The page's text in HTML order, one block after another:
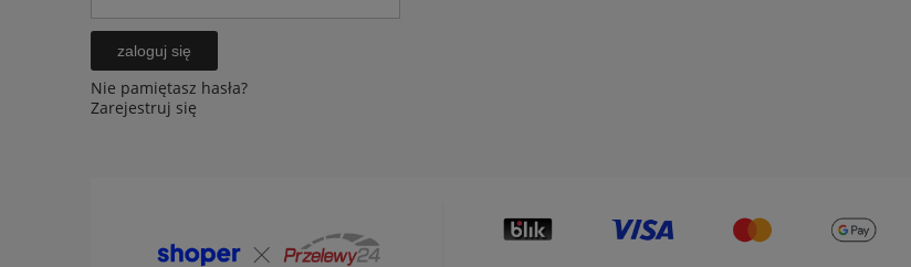
zaloguj się
Nie pamiętasz hasła?
Zarejestruj się